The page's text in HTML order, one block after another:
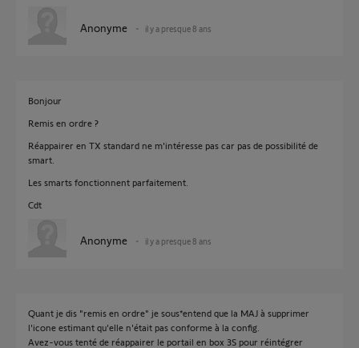
Anonyme il y a presque 8 ans
Bonjour
Remis en ordre ?
Réappairer en TX standard ne m'intéresse pas car pas de possibilité de
smart.
Les smarts fonctionnent parfaitement.
Cdt
Anonyme il y a presque 8 ans
Quant je dis "remis en ordre" je sous*entend que la MAJ à supprimer
l'icone estimant qu'elle n'était pas conforme à la config.
Avez-vous tenté de réappairer le portail en box 3S pour réintégrer